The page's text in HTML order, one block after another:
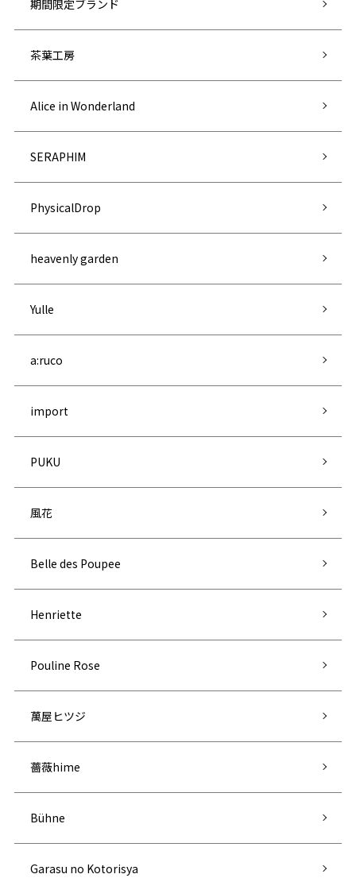
期間限定ブランド
茶葉工房
Alice in Wonderland
SERAPHIM
PhysicalDrop
heavenly garden
Yulle
a:ruco
import
PUKU
風花
Belle des Poupee
Henriette
Pouline Rose
萬屋ヒツジ
薔薇hime
Bühne
Garasu no Kotorisya